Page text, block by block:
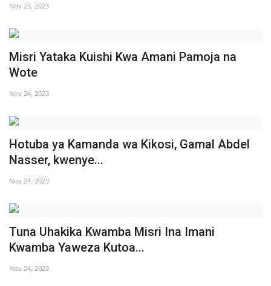
Nov 25, 2023
Misri Yataka Kuishi Kwa Amani Pamoja na
Wote
Nov 24, 2023
Hotuba ya Kamanda wa Kikosi, Gamal Abdel
Nasser, kwenye...
Nov 24, 2023
Tuna Uhakika Kwamba Misri Ina Imani
Kwamba Yaweza Kutoa...
Nov 24, 2023